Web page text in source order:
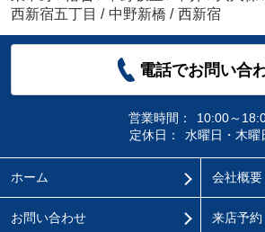
西新宿五丁目 / 中野新橋 / 西新宿
電話でお問い合
営業時間：
10:00～
定休日：
水曜日・木曜
ホーム 会社概要
お問い合わせ 来店予約